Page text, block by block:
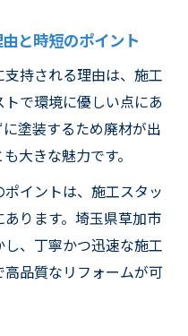
ロスメイクのポイン
ットとその対策方法
ら学ぶ注意ポイント
際の失敗事例を解
策するためのコツ
る失敗を防ぐ準備方
と時短のポイント
持される理由は、施工
で環境に優しい点にあ
塗装するため廃材が出
大きな魅力です。
イントは、施工スタッ
ります。埼玉県草加市
、丁寧かつ迅速な施工
品質なリフォームが可